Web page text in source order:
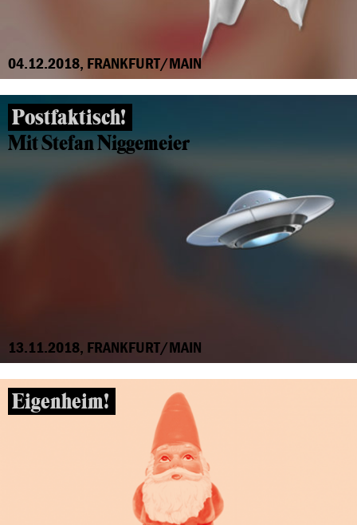
04.12.2018, FRANKFURT/MAIN
Postfaktisch!
Mit Stefan Niggemeier
13.11.2018, FRANKFURT/MAIN
Eigenheim!